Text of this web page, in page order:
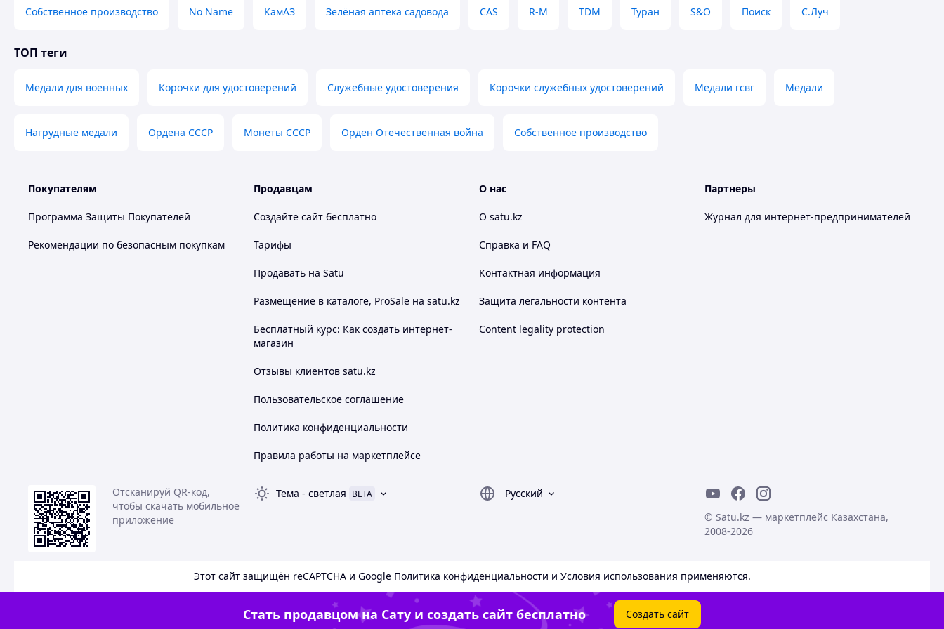
🕊️ Память о службе и выполненном долге подчеркнут памятные награды:
истории и участникам событий
—Медаль «Участник боевых действий»— символ признания службы и боевого пути
+7 (708) 507-55-53— Дария
+7 (706) 807-55-55
— Назгуль
Собственное производство No Name КамАЗ Зелёная аптека садовода CAS R-M TDM Туран S&O Поиск С.Луч
ТОП теги
Медали для военных Корочки для удостоверений Служебные удостоверения Корочки служебных удостоверений Медали гсвг Медали
Нагрудные медали Ордена СССР Монеты СССР Орден Отечественная война Собственное производство
Покупателям
Программа Защиты Покупателей
Рекомендации по безопасным покупкам
Продавцам
Создайте сайт бесплатно
Тарифы
Продавать на Satu
Размещение в каталоге, ProSale на satu.kz
Бесплатный курс: Как создать интернет-
магазин
Отзывы клиентов satu.kz
Пользовательское соглашение
Политика конфиденциальности
Правила работы на маркетплейсе
О нас
О satu.kz
Справка и FAQ
Контактная информация
Защита легальности контента
Content legality protection
Партнеры
Журнал для интернет-предпринимателей
Отсканируй QR-код,
чтобы скачать мобильное
приложение
Тема - светлая BETA
Русский
© Satu.kz — маркетплейс Казахстана,
2008-2026
Этот сайт защищён reCAPTCHA и Google Политика конфиденциальности и Условия использования применяются.
Стать продавцом на Сату и создать сайт бесплатно Создать сайт